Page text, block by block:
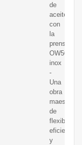
de
aceite
con
la
prensa
OW500s-
inox
-
Una
obra
maestra
de
flexibilidad,
eficiencia
y